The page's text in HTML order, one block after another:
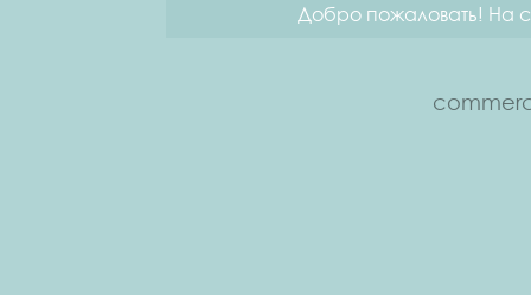
Добро пожаловать! На